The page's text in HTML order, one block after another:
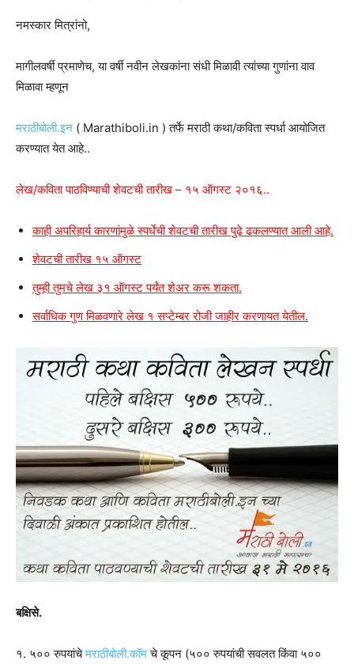
नमस्कार मित्रांनो,
मागीलवर्षी प्रमाणेच, या वर्षी नवीन लेखकांना संधी मिळावी त्यांच्या गुणांना वाव
मिळावा म्हणून
मराठीबोली.इन ( Marathiboli.in ) तर्फे मराठी कथा/कविता स्पर्धा आयोजित
करण्यात येत आहे..
लेख/कविता पाठविण्याची शेवटची तारीख – १५ ऑगस्ट २०१६..
काही अपरिहार्य कारणांमुळे स्पर्धेची शेवटची तारीख पुढे ढकलण्यात आली आहे.
शेवटची तारीख १५ ऑगस्ट
तुम्ही तुमचे लेख ३१ ऑगस्ट पर्यंत शेअर करू शकता.
सर्वाधिक गुण मिळवणारे लेख १ सप्टेम्बर रोजी जाहीर करणायत येतील.
बक्षिसे.
१. ५०० रुपयांचेमराठीबोली.कॉमचे कूपन (५०० रुपयांची सवलत किंवा ५००